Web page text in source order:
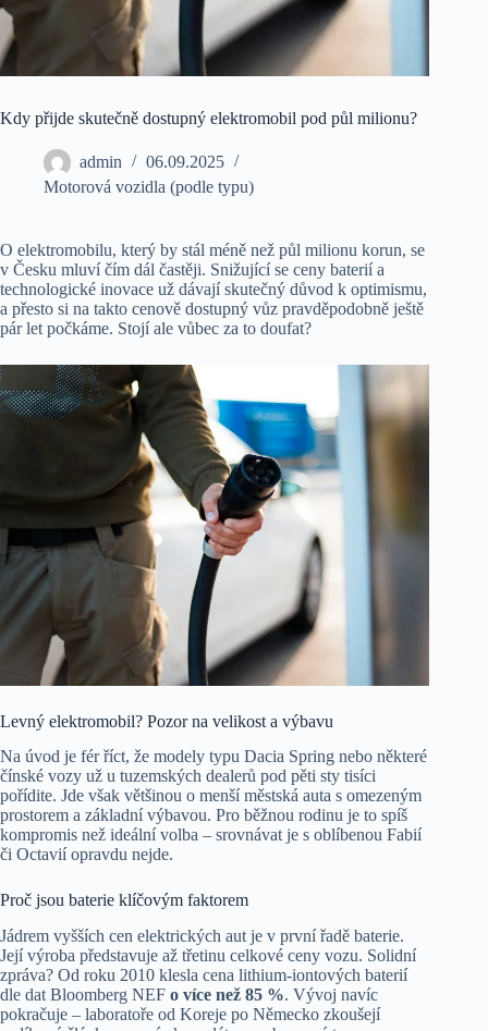
Kdy přijde skutečně dostupný elektromobil pod půl milionu?
admin
06.09.2025
Motorová vozidla (podle typu)
O elektromobilu, který by stál méně než půl milionu korun, se
v Česku mluví čím dál častěji. Snižující se ceny baterií a
technologické inovace už dávají skutečný důvod k optimismu,
a přesto si na takto cenově dostupný vůz pravděpodobně ještě
pár let počkáme. Stojí ale vůbec za to doufat?
Levný elektromobil? Pozor na velikost a výbavu
Na úvod je fér říct, že modely typu Dacia Spring nebo některé
čínské vozy už u tuzemských dealerů pod pěti sty tisíci
pořídite. Jde však většinou o menší městská auta s omezeným
prostorem a základní výbavou. Pro běžnou rodinu je to spíš
kompromis než ideální volba – srovnávat je s oblíbenou Fabií
či Octavií opravdu nejde.
Proč jsou baterie klíčovým faktorem
Jádrem vyšších cen elektrických aut je v první řadě baterie.
Její výroba představuje až třetinu celkové ceny vozu. Solidní
zpráva? Od roku 2010 klesla cena lithium-iontových baterií
dle dat Bloomberg NEF o více než 85 %. Vývoj navíc
pokračuje – laboratoře od Koreje po Německo zkoušejí